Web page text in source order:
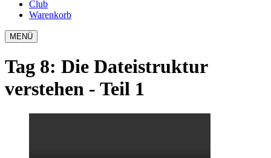
Club
Warenkorb
MENÜ
Tag 8: Die Dateistruktur
verstehen - Teil 1